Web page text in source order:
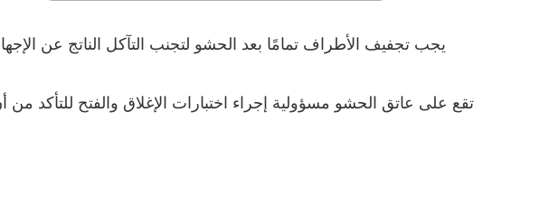
يجب تجفيف الأطراف تمامًا بعد الحشو لتجنب التآكل الناتج عن
تقع على عاتق الحشو مسؤولية إجراء اختبارات الإغلاق والفتح للتأكد من